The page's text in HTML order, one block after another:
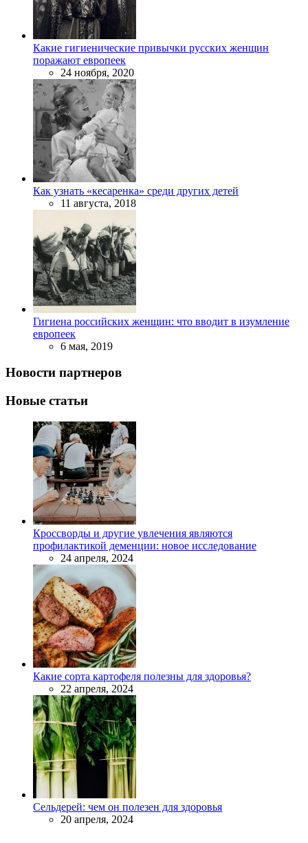
Какие гигиенические привычки русских женщин
поражают европеек
24 ноября, 2020
Как узнать «кесаренка» среди других детей
11 августа, 2018
Гигиена российских женщин: что вводит в изумление
европеек
6 мая, 2019
Новости партнеров
Новые статьи
Кроссворды и другие увлечения являются
профилактикой деменции: новое исследование
24 апреля, 2024
Какие сорта картофеля полезны для здоровья?
22 апреля, 2024
Сельдерей: чем он полезен для здоровья
20 апреля, 2024